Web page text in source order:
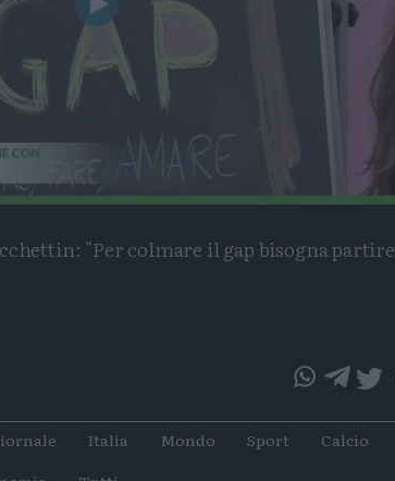
Play
Video
"Per colmare il gap bisogna partire
articoloarticolo
Italia Mondo Sport
Calcio